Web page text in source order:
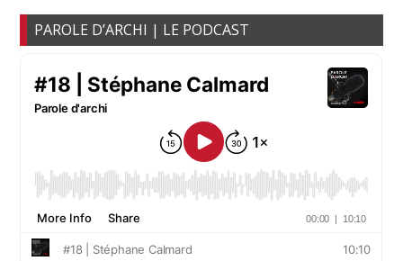
PAROLE D’ARCHI | LE PODCAST